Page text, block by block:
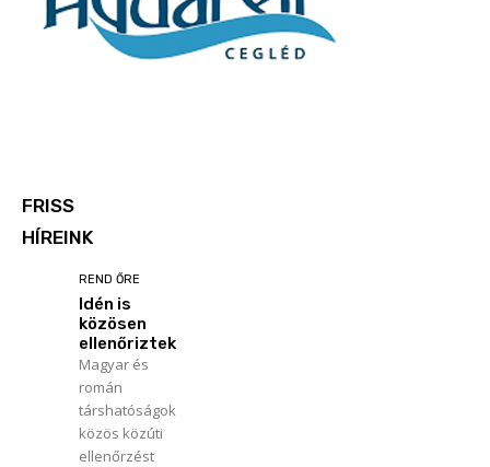
FRISS
HÍREINK
REND ŐRE
Idén is
közösen
ellenőriztek
Magyar és
román
társhatóságok
közös közúti
ellenőrzést